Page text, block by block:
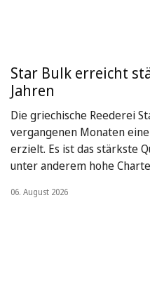
Star Bulk erreicht
Jahren
Die griechische Reederei
vergangenen Monaten
erzielt. Es ist das stärkste
unter anderem hohe
06. August 2026